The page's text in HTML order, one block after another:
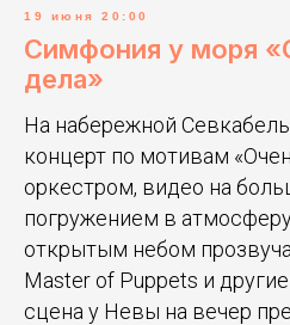
19 июня 20:00
Симфония у моря
дела»
На набережной
концерт по мотивам
оркестром, видео на
погружением в
открытым небом
Master of Puppets и
сцена у Невы на вечер